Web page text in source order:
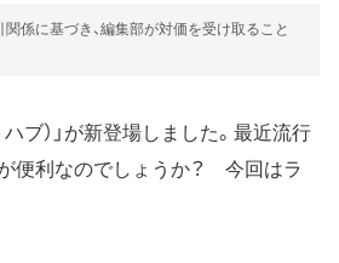
係に基づき、編集部が対価を受け取ること
ブ）」が新登場しました。最近流行
便利なのでしょうか？ 今回はラ